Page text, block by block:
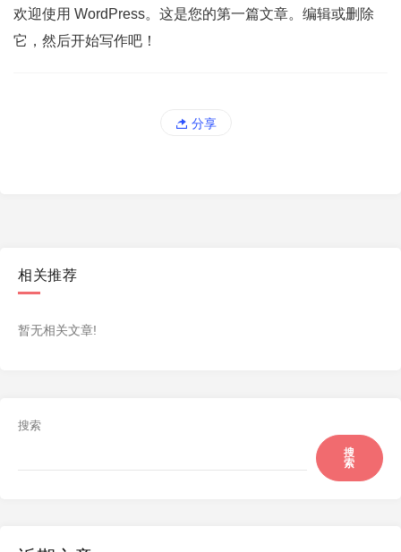
欢迎使用 WordPress。这是您的第一篇文章。编辑或删除
它，然后开始写作吧！
分享
相关推荐
暂无相关文章!
搜索
搜
索